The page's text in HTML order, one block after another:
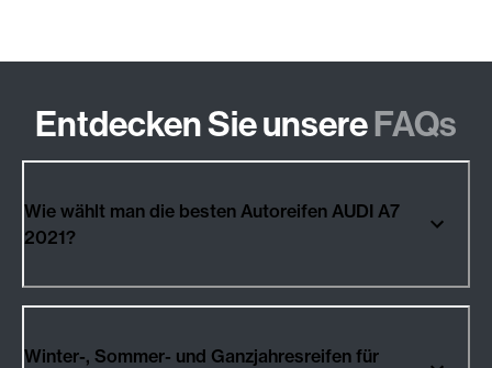
Entdecken Sie unsereFAQs
Wie wählt man die besten Autoreifen AUDI A7
2021?
Winter-, Sommer- und Ganzjahresreifen für